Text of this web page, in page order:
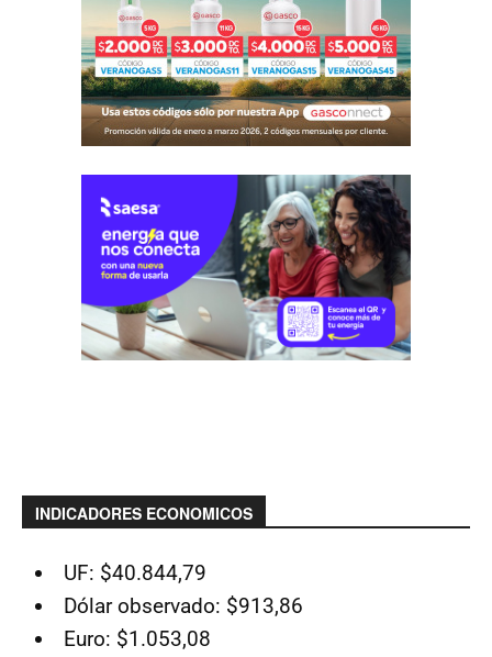
INDICADORES ECONOMICOS
UF: $40.844,79
Dólar observado: $913,86
Euro: $1.053,08